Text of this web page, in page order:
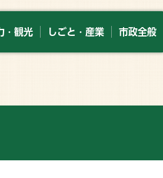
・観光 しごと・産業 市政全般